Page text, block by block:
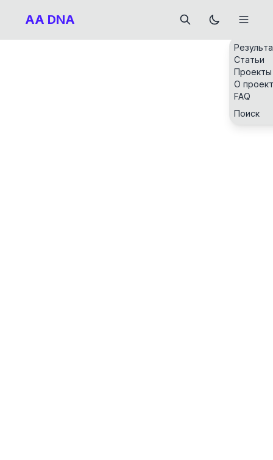
AA DNA
Статьи
Проекты
О
FAQ
Поиск